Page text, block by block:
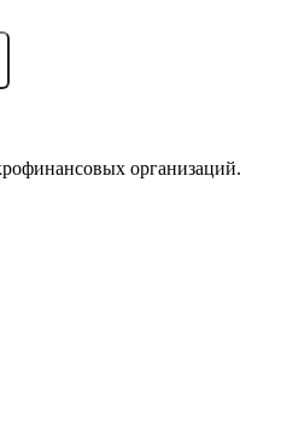
организаций.